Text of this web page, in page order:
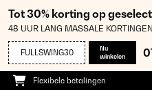
Tot 30% korting op
48 UUR LANG MASSALE
FULLSWING30
Nu
winkelen
Flexibele betalingen